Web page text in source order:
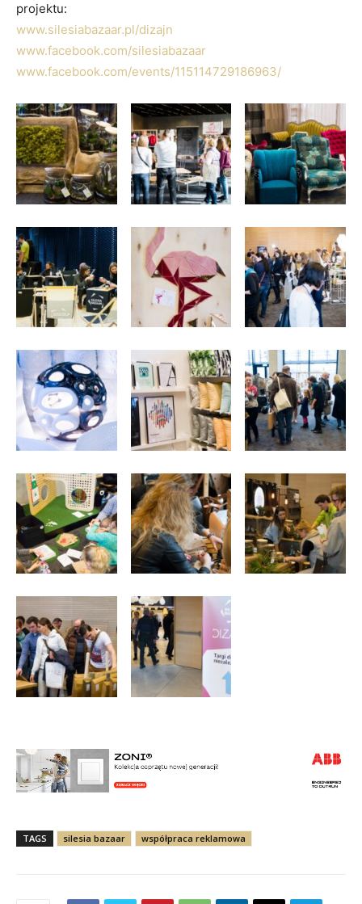
projektu:
www.silesiabazaar.pl/dizajn
www.facebook.com/silesiabazaar
www.facebook.com/events/115114729186963/
TAGS silesia bazaar współpraca reklamowa